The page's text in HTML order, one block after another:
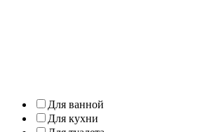
Для ванной
Для кухни